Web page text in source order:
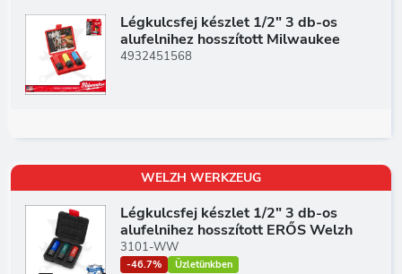
Légkulcsfej készlet 1/2" 3 db-os
alufelnihez hosszított Milwaukee
4932451568
WELZH WERKZEUG
Légkulcsfej készlet 1/2" 3 db-os
alufelnihez hosszított ERŐS Welzh
3101-WW
-46.7% Üzletünkben